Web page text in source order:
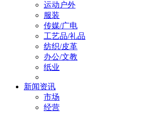
运动户外
服装
传媒/广电
工艺品/礼品
纺织/皮革
办公/文教
纸业
新闻资讯
市场
经营